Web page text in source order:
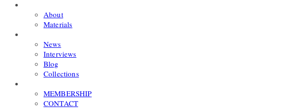
About
Materials
News
Interviews
Blog
Collections
MEMBERSHIP
CONTACT